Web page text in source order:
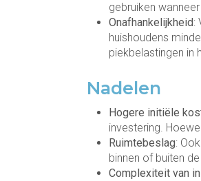
gebruiken
Onafhankelijkheid:
huishoudens
piekbelastingen in
Nadelen
Hogere initiële
investering.
Ruimtebeslag:
binnen of buiten
Complexiteit van